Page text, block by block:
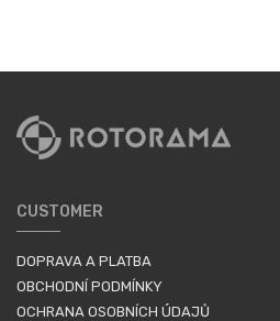
CUSTOMER
DOPRAVA A PLATBA
OBCHODNÍ PODMÍNKY
OCHRANA OSOBNÍCH ÚDAJŮ